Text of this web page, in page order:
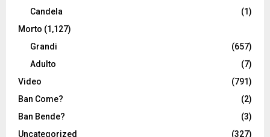
Candela
(1)
Morto (1,127)
Grandi
(657)
Adulto
(7)
Video
(791)
Ban Come?
(2)
Ban Bende?
(3)
Uncategorized
(327)